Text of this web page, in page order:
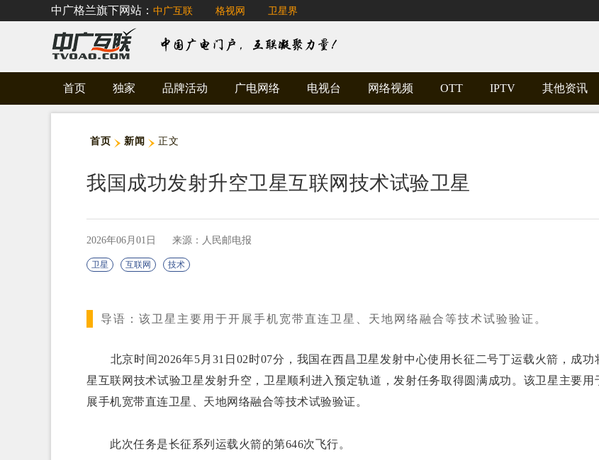
中广格兰旗下网站： 中广互联 格视网 卫星界
首页 独家 品牌活动 广电网络 电视台 网络视频 OTT IPTV 其他资讯
首页 新闻 正文
我国成功发射升空卫星互联网技术试验卫星
2026年06月01日 来源：人民邮电报
卫星 互联网 技术
导语： 该卫星主要用于开展手机宽带直连卫星、天地网络融合等技术试验验证。
北京时间2026年5月31日02时07分，我国在西昌卫星发射中心使用长征二号丁运载火箭，成功
星互联网技术试验卫星发射升空，卫星顺利进入预定轨道，发射任务取得圆满成功。该卫星主要用
展手机宽带直连卫星、天地网络融合等技术试验验证。
此次任务是长征系列运载火箭的第646次飞行。